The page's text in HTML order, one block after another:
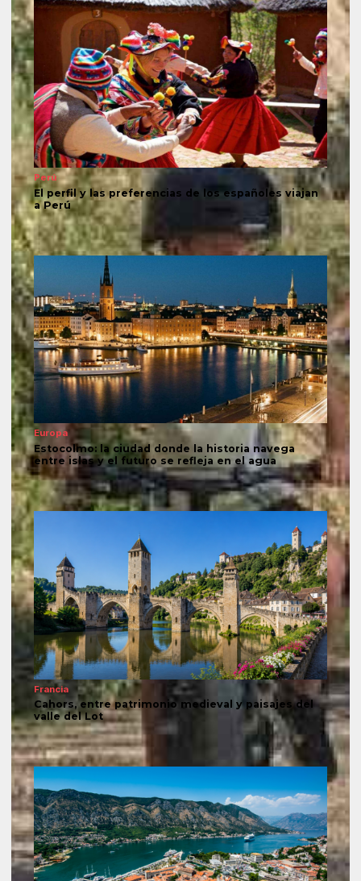
Perú
El perfil y las preferencias de los españoles viajan
a Perú
Europa
Estocolmo: la ciudad donde la historia navega
entre islas y el futuro se refleja en el agua
Francia
Cahors, entre patrimonio medieval y paisajes del
valle del Lot